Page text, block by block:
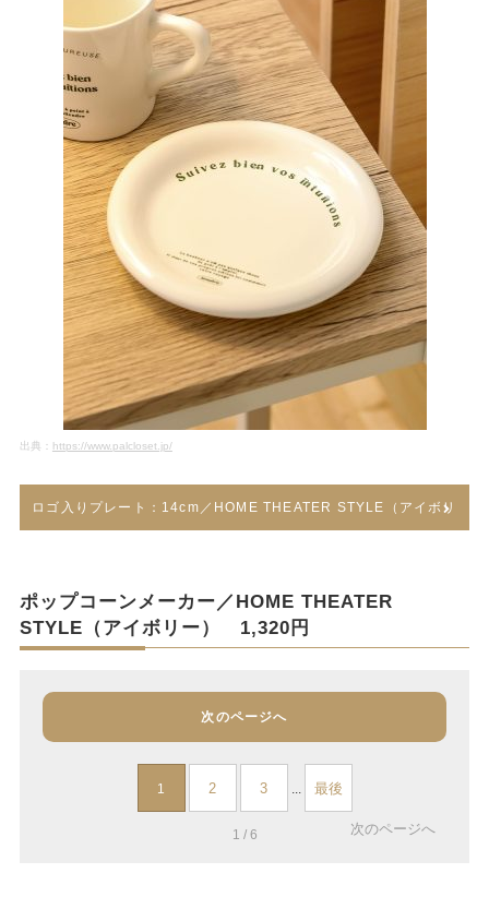
出典： https://www.palcloset.jp/
ロゴ入りプレート：14cm／HOME THEATER STYLE（アイボリ
ポップコーンメーカー／HOME THEATER
STYLE（アイボリー） 1,320円
次のページへ
1 2 3 ... 最後
1 / 6 次のページへ